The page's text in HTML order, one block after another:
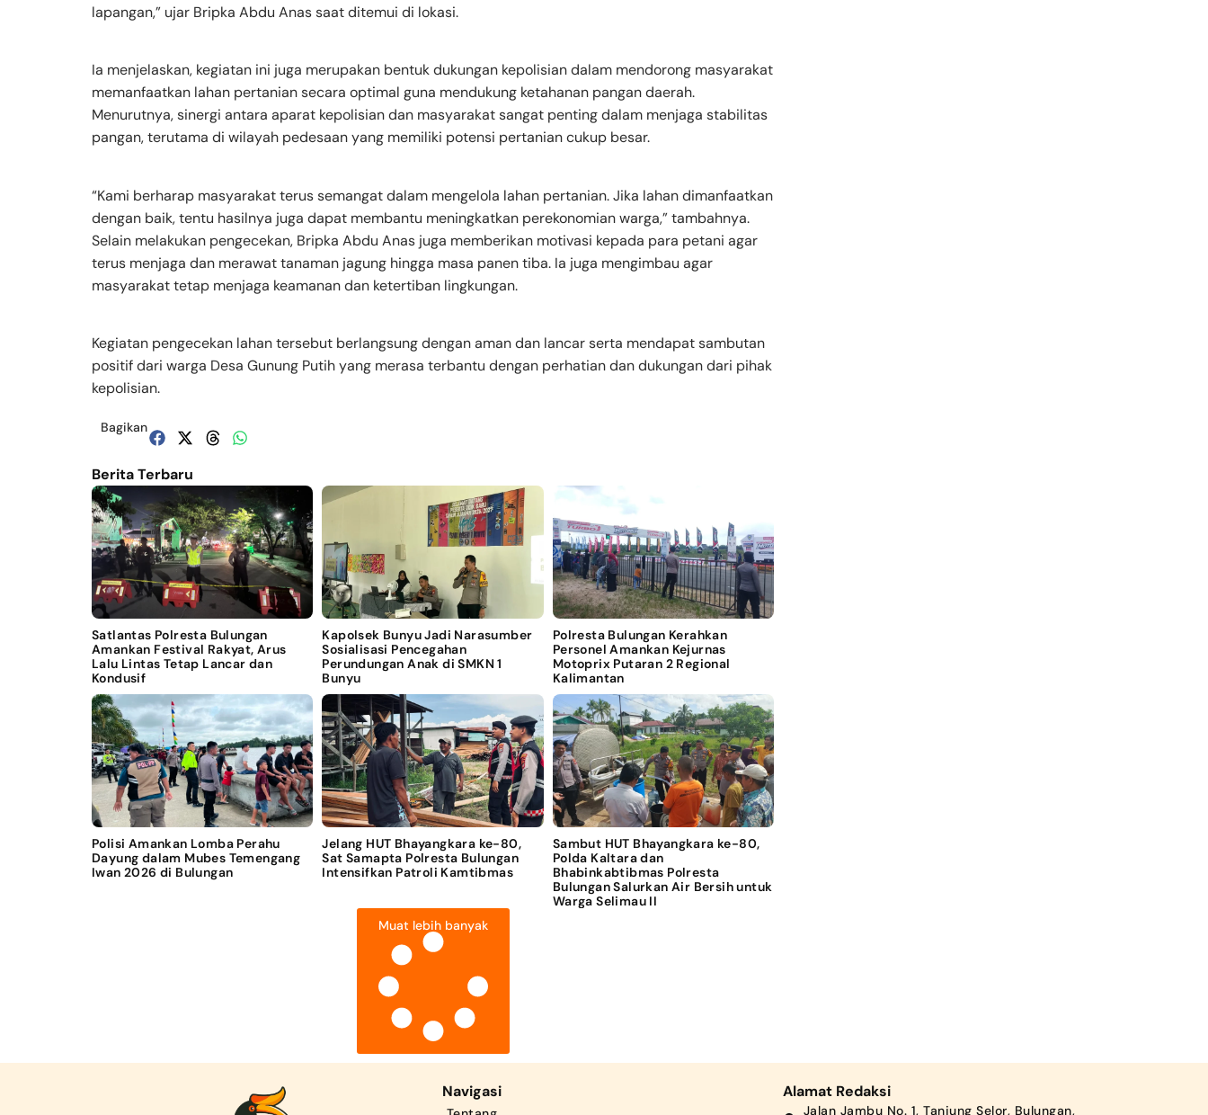
lapangan,” ujar Bripka Abdu Anas saat ditemui di lokasi.
Ia menjelaskan, kegiatan ini juga merupakan bentuk dukungan kepolisian dalam mendorong masyarakat
memanfaatkan lahan pertanian secara optimal guna mendukung ketahanan pangan daerah.
Menurutnya, sinergi antara aparat kepolisian dan masyarakat sangat penting dalam menjaga stabilitas
pangan, terutama di wilayah pedesaan yang memiliki potensi pertanian cukup besar.
“Kami berharap masyarakat terus semangat dalam mengelola lahan pertanian. Jika lahan dimanfaatkan
dengan baik, tentu hasilnya juga dapat membantu meningkatkan perekonomian warga,” tambahnya.
Selain melakukan pengecekan, Bripka Abdu Anas juga memberikan motivasi kepada para petani agar
terus menjaga dan merawat tanaman jagung hingga masa panen tiba. Ia juga mengimbau agar
masyarakat tetap menjaga keamanan dan ketertiban lingkungan.
Kegiatan pengecekan lahan tersebut berlangsung dengan aman dan lancar serta mendapat sambutan
positif dari warga Desa Gunung Putih yang merasa terbantu dengan perhatian dan dukungan dari pihak
kepolisian.
Bagikan
Berita Terbaru
Satlantas Polresta Bulungan
Amankan Festival Rakyat, Arus
Lalu Lintas Tetap Lancar dan
Kondusif
Kapolsek Bunyu Jadi Narasumber
Sosialisasi Pencegahan
Perundungan Anak di SMKN 1
Bunyu
Polresta Bulungan Kerahkan
Personel Amankan Kejurnas
Motoprix Putaran 2 Regional
Kalimantan
Polisi Amankan Lomba Perahu
Dayung dalam Mubes Temengang
Iwan 2026 di Bulungan
Jelang HUT Bhayangkara ke-80,
Sat Samapta Polresta Bulungan
Intensifkan Patroli Kamtibmas
Sambut HUT Bhayangkara ke-80,
Polda Kaltara dan
Bhabinkabtibmas Polresta
Bulungan Salurkan Air Bersih untuk
Warga Selimau II
Muat lebih banyak
Navigasi Alamat Redaksi
Jalan Jambu No. 1, Tanjung Selor, Bulungan,